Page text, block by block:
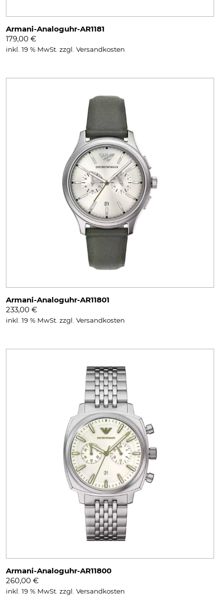
Armani-Analoguhr-AR1181
179,00 €
inkl. 19 % MwSt. zzgl. Versandkosten
Armani-Analoguhr-AR11801
233,00 €
inkl. 19 % MwSt. zzgl. Versandkosten
Armani-Analoguhr-AR11800
260,00 €
inkl. 19 % MwSt. zzgl. Versandkosten